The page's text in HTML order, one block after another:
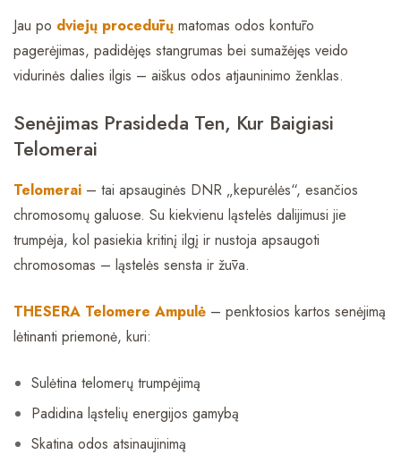
Jau po dviejų procedūrų matomas odos kontūro
pagerėjimas, padidėjęs stangrumas bei sumažėjęs veido
vidurinės dalies ilgis – aiškus odos atjauninimo ženklas.
Senėjimas Prasideda Ten, Kur Baigiasi
Telomerai
Telomerai – tai apsauginės DNR „kepurėlės“, esančios
chromosomų galuose. Su kiekvienu ląstelės dalijimusi jie
trumpėja, kol pasiekia kritinį ilgį ir nustoja apsaugoti
chromosomas – ląstelės sensta ir žūva.
THESERA Telomere Ampulė – penktosios kartos senėjimą
lėtinanti priemonė, kuri:
Sulėtina telomerų trumpėjimą
Padidina ląstelių energijos gamybą
Skatina odos atsinaujinimą